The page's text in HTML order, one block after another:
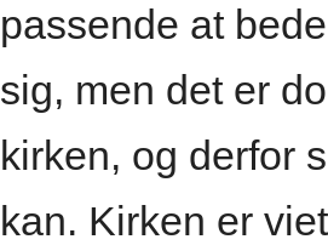
passende at
sig, men det er
kirken, og derfor
kan. Kirken er